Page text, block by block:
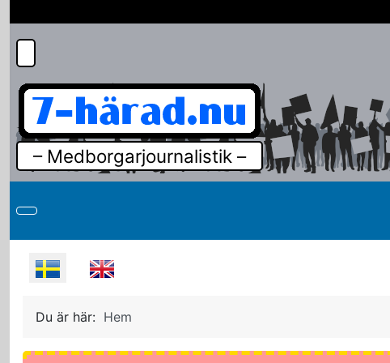
– Medborgarjournalistik –
Välj ditt språk
Du är här: Hem